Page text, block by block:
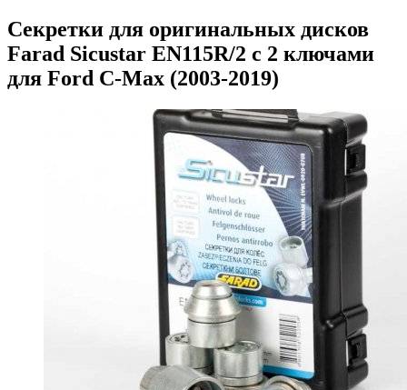
Секретки для оригинальных дисков
Farad Sicustar EN115R/2 с 2 ключами
для Ford C-Max (2003-2019)